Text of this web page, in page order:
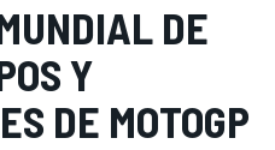
DE
Y
DE MOTOGP